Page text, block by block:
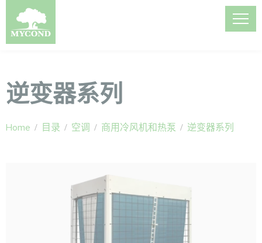
逆变器系列
Home / 目录 / 空调 / 商用冷风机和热泵 / 逆变器系列